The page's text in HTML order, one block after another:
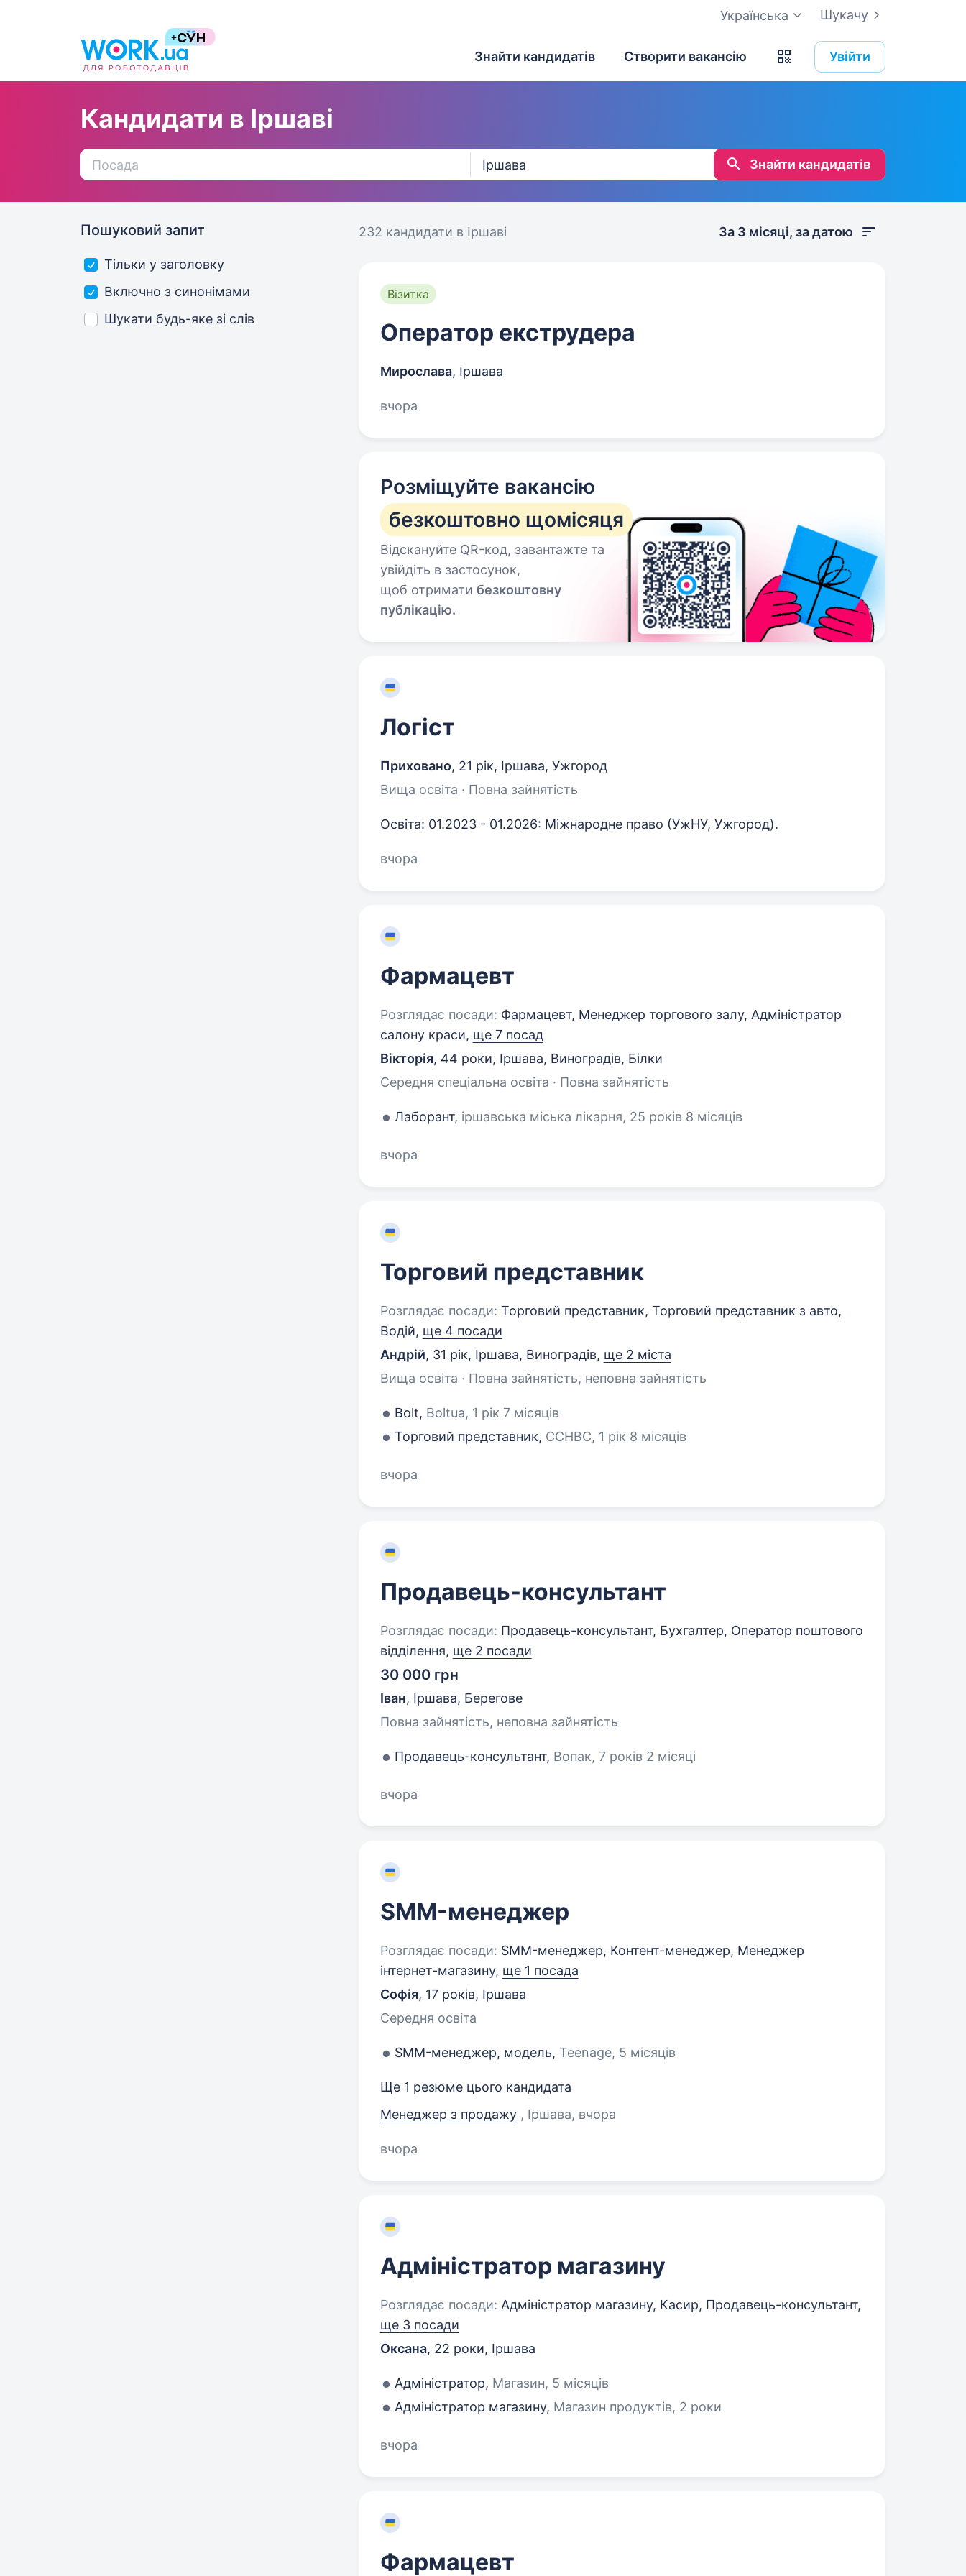
Шукачу
Українська
Знайти кандидатів Створити вакансію Увійти
Кандидати в Іршаві
Знайти кандидатів
Пошуковий запит
Тільки у заголовку
Включно з синонімами
Шукати будь-яке зі слів
232 кандидати в Іршаві За 3 місяці, за датою
Візитка
Оператор екструдера
Мирослава, Іршава
вчора
Розміщуйте вакансію
безкоштовно щомісяця
Відскануйте QR-код, завантажте та
увійдіть в застосунок,
щоб отримати безкоштовну
публікацію.
Логіст
Приховано, 21 рік, Іршава, Ужгород
Вища освіта · Повна зайнятість
Освіта: 01.2023 - 01.2026: Міжнародне право (УжНУ, Ужгород).
вчора
Фармацевт
Розглядає посади: Фармацевт, Менеджер торгового залу, Адміністратор
салону краси, ще 7 посад
Вікторія, 44 роки, Іршава, Виноградів, Білки
Середня спеціальна освіта · Повна зайнятість
Лаборант, іршавська міська лікарня, 25 років 8 місяців
вчора
Торговий представник
Розглядає посади: Торговий представник, Торговий представник з авто,
Водій, ще 4 посади
Андрій, 31 рік, Іршава, Виноградів, ще 2 міста
Вища освіта · Повна зайнятість, неповна зайнятість
Bolt, Boltua, 1 рік 7 місяців
Торговий представник, CCHBC, 1 рік 8 місяців
вчора
Продавець-консультант
Розглядає посади: Продавець-консультант, Бухгалтер, Оператор поштового
відділення, ще 2 посади
30 000 грн
Іван, Іршава, Берегове
Повна зайнятість, неповна зайнятість
Продавець-консультант, Вопак, 7 років 2 місяці
вчора
SMM-менеджер
Розглядає посади: SMM-менеджер, Контент-менеджер, Менеджер
інтернет-магазину, ще 1 посада
Софія, 17 років, Іршава
Середня освіта
SMM-менеджер, модель, Teenage, 5 місяців
Ще 1 резюме цього кандидата
Менеджер з продажу , Іршава, вчора
вчора
Адміністратор магазину
Розглядає посади: Адміністратор магазину, Касир, Продавець-консультант,
ще 3 посади
Оксана, 22 роки, Іршава
Адміністратор, Магазин, 5 місяців
Адміністратор магазину, Магазин продуктів, 2 роки
вчора
Фармацевт